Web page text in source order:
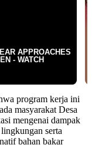
program kerja ini
masyarakat Desa
mengenai dampak
serta
bahan bakar